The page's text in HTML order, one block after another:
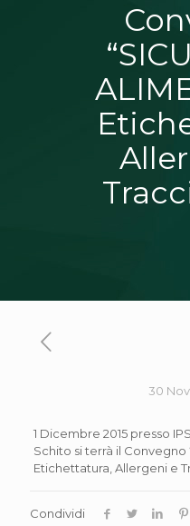
30
1 Dicembre 2015 presso
Schito si terrà il Convegno
Etichettatura, Allergeni e
Condividi